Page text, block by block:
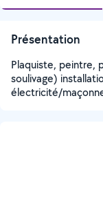
Présentation
Plaquiste, peintre,
soulivage)
électricité/